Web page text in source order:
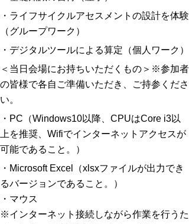
・ライフサイクルアセスメントの設計を体験
（グループワーク）
・デジタルツールによる算定（個人ワーク）
＜当日会場にお持ちいただくもの＞※参加者
の皆様で各自ご準備いただき、ご持参くださ
い。
・PC（Windows10以降、CPUはCore i3以
上を推奨、Wifiでインターネットアクセスが
可能であること。）
・Microsoft Excel（xlsxファイルが出力でき
るバージョンであること。）
・マウス
※インターネット接続しながら作業を行うた